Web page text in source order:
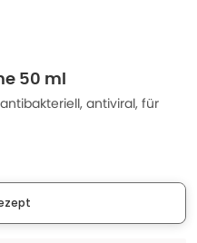
50 ml
antiviral, für